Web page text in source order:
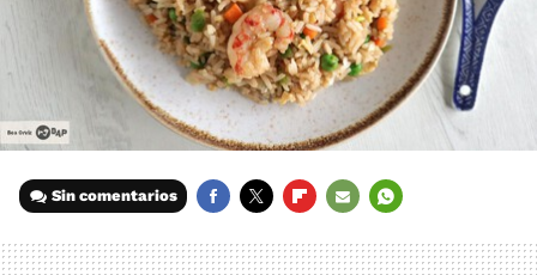
Sin comentarios
MAIL